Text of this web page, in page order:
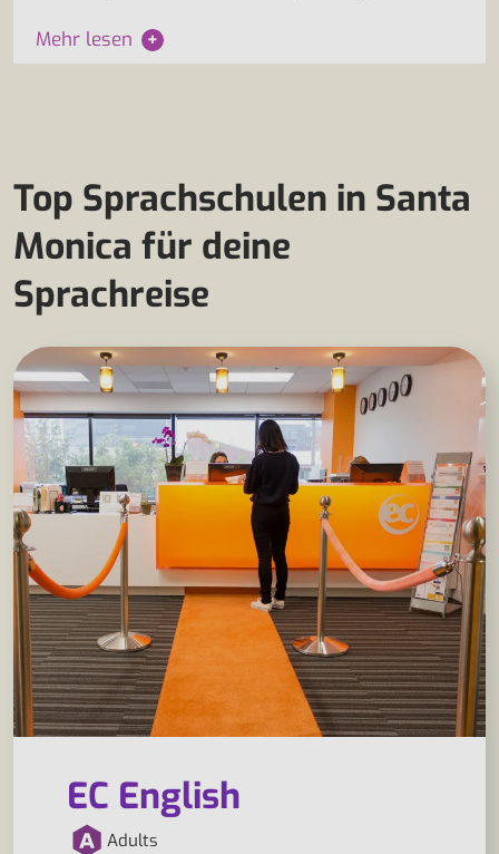
Mehr lesen +
Top Sprachschulen in Santa
Monica für deine
Sprachreise
EC English
Adults